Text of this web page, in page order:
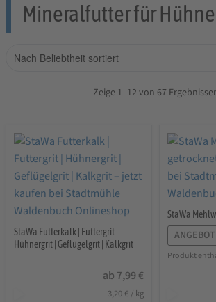
Mineralfutter für
Zeige 1–12 von 67
StaWa Futterkalk | Futtergrit |
Hühnergrit | Geflügelgrit | Kalkgrit
ab 7,99 €
3,20 € / kg
StaWa
Produkt